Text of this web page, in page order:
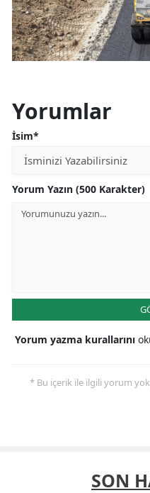
Yorumlar
İsim*
Yorum Yazın (500 Karakter)
Yorum yazma kurallarını
* Bu içerik ile ilgili yorum
SON